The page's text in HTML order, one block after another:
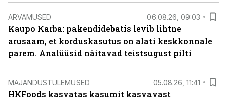
ARVAMUSED 06.08.26, 09:03
Kaupo Karba: pakendidebatis levib lihtne
arusaam, et korduskasutus on alati keskkonnale
parem. Analüüsid näitavad teistsugust pilti
MAJANDUSTULEMUSED 05.08.26, 11:41
HKFoods kasvatas kasumit kasvavast